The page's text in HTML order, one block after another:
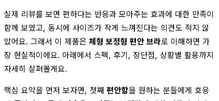
실제 리뷰를 보면 편하다는 반응과 모아주는 효과에 대한 만족이
함께 보였고, 동시에 사이즈가 작게 느껴진다는 의견도 적지 않
았어요. 그래서 이 제품은 체형 보정형 편안 브라로 이해하면 가
장 현실적이에요. 아래에서 스펙, 후기, 장단점, 상황별 활용까지
자세히 살펴볼게요.
핵심 요약을 먼저 보자면, 첫째 편안함을 원하는 분들에게 호응